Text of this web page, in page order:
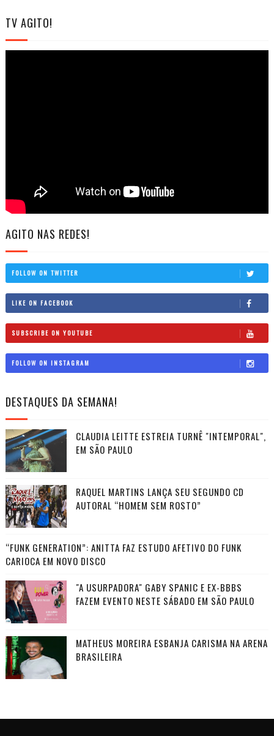
TV AGITO!
AGITO NAS REDES!
FOLLOW ON TWITTER
LIKE ON FACEBOOK
SUBSCRIBE ON YOUTUBE
FOLLOW ON INSTAGRAM
DESTAQUES DA SEMANA!
CLAUDIA LEITTE ESTREIA TURNÊ "INTEMPORAL",
EM SÃO PAULO
RAQUEL MARTINS LANÇA SEU SEGUNDO CD
AUTORAL “HOMEM SEM ROSTO”
“FUNK GENERATION”: ANITTA FAZ ESTUDO AFETIVO DO FUNK
CARIOCA EM NOVO DISCO
"A USURPADORA" GABY SPANIC E EX-BBBS
FAZEM EVENTO NESTE SÁBADO EM SÃO PAULO
MATHEUS MOREIRA ESBANJA CARISMA NA ARENA
BRASILEIRA